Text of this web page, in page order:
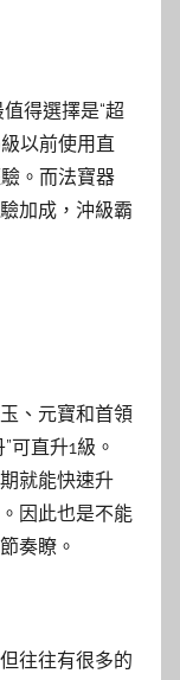
得選擇是“超
以前使用直
。而法寶器
加成，沖級霸
、元寶和首領
可直升1級。
就能快速升
因此也是不能
奏瞭。
往往有很多的